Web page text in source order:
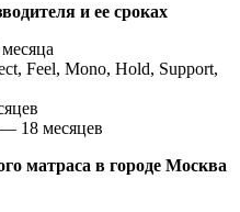
и ее сроках
Feel, Mono, Hold, Support,
18 месяцев
матраса в городе Москва